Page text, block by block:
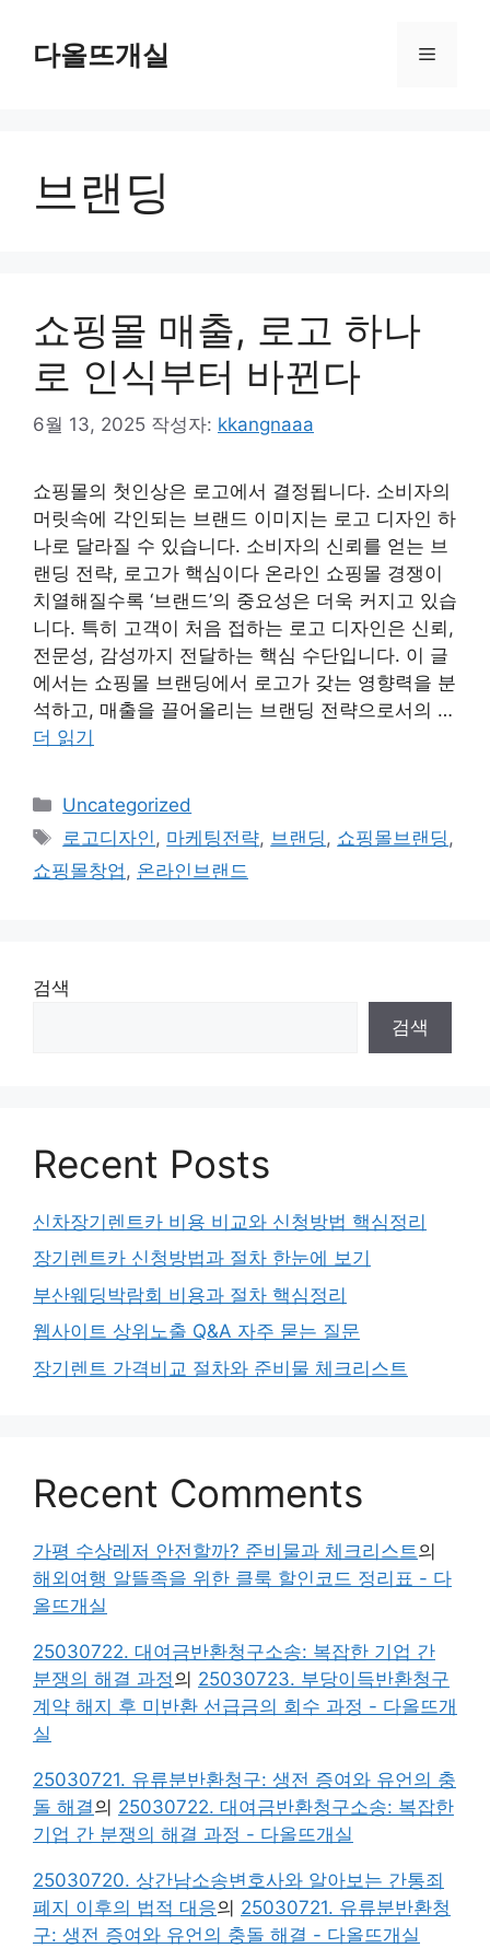
다올뜨개실 메
브랜딩
쇼핑몰 매출, 로고 하나
로 인식부터 바뀐다
6월 13, 2025 작성자: kkangnaaa
쇼핑몰의 첫인상은 로고에서 결정됩니다. 소비자의
머릿속에 각인되는 브랜드 이미지는 로고 디자인 하
나로 달라질 수 있습니다. 소비자의 신뢰를 얻는 브
랜딩 전략, 로고가 핵심이다 온라인 쇼핑몰 경쟁이
치열해질수록 ‘브랜드’의 중요성은 더욱 커지고 있습
니다. 특히 고객이 처음 접하는 로고 디자인은 신뢰,
전문성, 감성까지 전달하는 핵심 수단입니다. 이 글
에서는 쇼핑몰 브랜딩에서 로고가 갖는 영향력을 분
석하고, 매출을 끌어올리는 브랜딩 전략으로서의 …
더 읽기
카
테
리
Uncategorized
태
그
로고디자인 , 마케팅전략, 브랜딩 , 쇼핑몰브랜딩 ,
쇼핑몰창업 , 온라인브랜드
검색
검색
Recent Posts
신차장기렌트카 비용 비교와 신청방법 핵심정리
장기렌트카 신청방법과 절차 한눈에 보기
부산웨딩박람회 비용과 절차 핵심정리
웹사이트 상위노출 Q&A 자주 묻는 질문
장기렌트 가격비교 절차와 준비물 체크리스트
Recent Comments
가평 수상레저 안전할까? 준비물과 체크리스트 의
해외여행 알뜰족을 위한 클룩 할인코드 정리표 - 다
올뜨개실
25030722. 대여금반환청구소송: 복잡한 기업 간
분쟁의 해결 과정의 25030723. 부당이득반환청구
계약 해지 후 미반환 선급금의 회수 과정 - 다올뜨개
실
25030721. 유류분반환청구: 생전 증여와 유언의 충
돌 해결의 25030722. 대여금반환청구소송: 복잡한
기업 간 분쟁의 해결 과정 - 다올뜨개실
25030720. 상간남소송변호사와 알아보는 간통죄
폐지 이후의 법적 대응의 25030721. 유류분반환청
구: 생전 증여와 유언의 충돌 해결 - 다올뜨개실